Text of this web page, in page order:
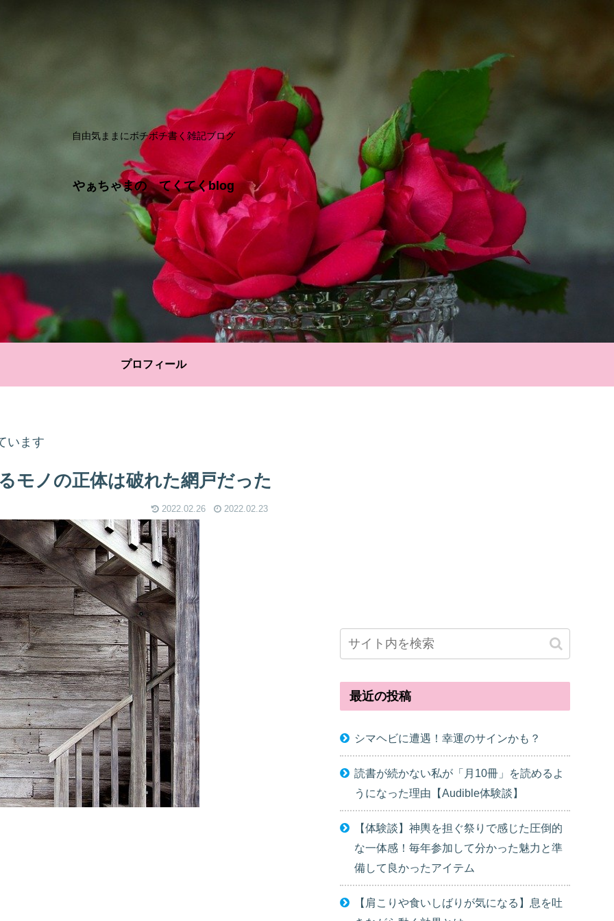
自由気ままにボチボチ書く雑記ブログ
やぁちゃまの てくてくblog
プロフィール
います
モノの正体は破れた網戸だった
2022.02.26 2022.02.23
最近の投稿
シマヘビに遭遇！幸運のサインかも？
読書が続かない私が「月10冊」を読めるよ
うになった理由【Audible体験談】
【体験談】神輿を担ぐ祭りで感じた圧倒的
な一体感！毎年参加して分かった魅力と準
備して良かったアイテム
【肩こりや食いしばりが気になる】息を吐